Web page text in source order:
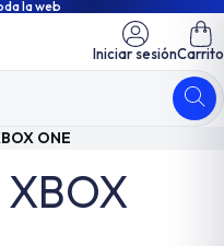
la web
Iniciar sesiónCarrito
ONE
XBOX